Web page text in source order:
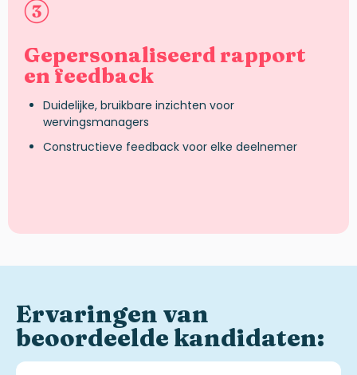
Gepersonaliseerd rapport
en feedback
Duidelijke, bruikbare inzichten voor
wervingsmanagers
Constructieve feedback voor elke deelnemer
Ervaringen van
beoordeeldekandidaten: